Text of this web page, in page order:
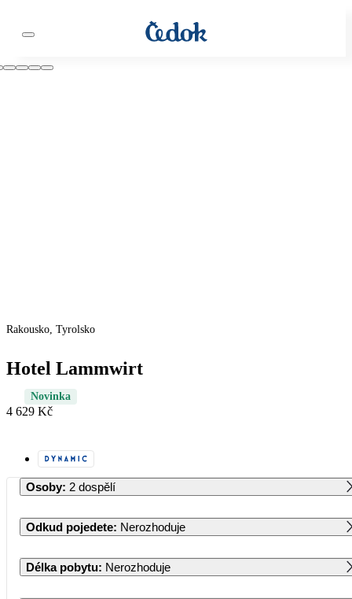
Rakousko, Tyrolsko
Hotel Lammwirt
Novinka
4 629 Kč
Osoby: 2 dospělí
Odkud pojedete: Nerozhoduje
Délka pobytu: Nerozhoduje